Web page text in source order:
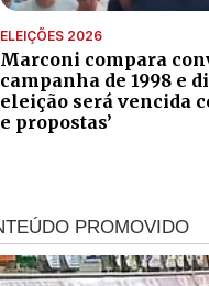
ELEIÇÕES 2026
Marconi compara
campanha de 1998 e
eleição será vencida
e propostas’